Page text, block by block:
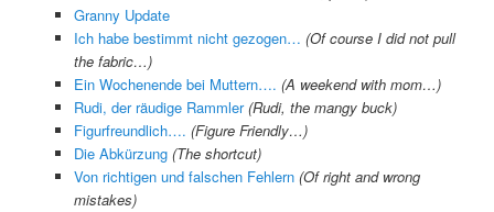
Granny Update
Ich habe bestimmt nicht gezogen… (Of course I did not pull
the fabric…)
Ein Wochenende bei Muttern…. (A weekend with mom…)
Rudi, der räudige Rammler (Rudi, the mangy buck)
Figurfreundlich…. (Figure Friendly…)
Die Abkürzung (The shortcut)
Von richtigen und falschen Fehlern (Of right and wrong
mistakes)